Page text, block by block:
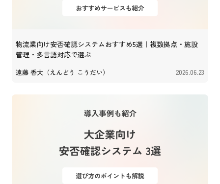
物流業向け安否確認システムおすすめ5選｜複数拠点・施設
管理・多言語対応で選ぶ
遠藤 香大（えんどう こうだい） 2026.06.23